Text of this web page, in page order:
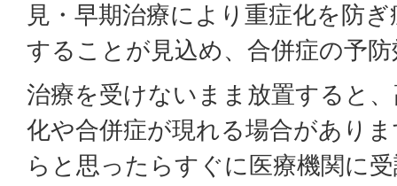
見・早期治療により重症化を防
することが見込め、合併症の予
治療を受けないまま放置すると
化や合併症が現れる場合があり
らと思ったらすぐに医療機関に